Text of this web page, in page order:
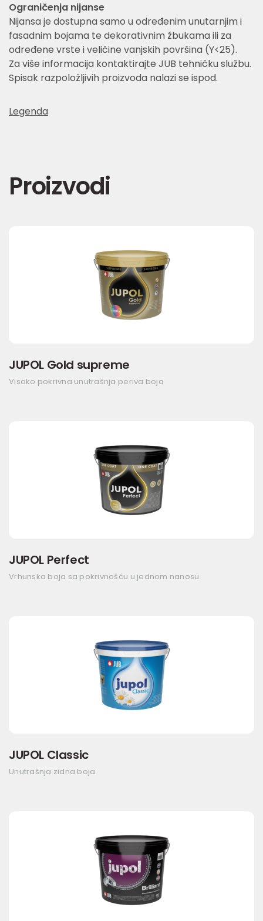
Ograničenja nijanse
Nijansa je dostupna samo u određenim unutarnjim i
fasadnim bojama te dekorativnim žbukama ili za
određene vrste i veličine vanjskih površina (Y<25).
Za više informacija kontaktirajte JUB tehničku službu.
Spisak razpoložljivih proizvoda nalazi se ispod.
Legenda
Proizvodi
JUPOL Gold supreme
Visoko pokrivna unutrašnja periva boja
JUPOL Perfect
Vrhunska boja sa pokrivnošću u jednom nanosu
JUPOL Classic
Unutrašnja zidna boja